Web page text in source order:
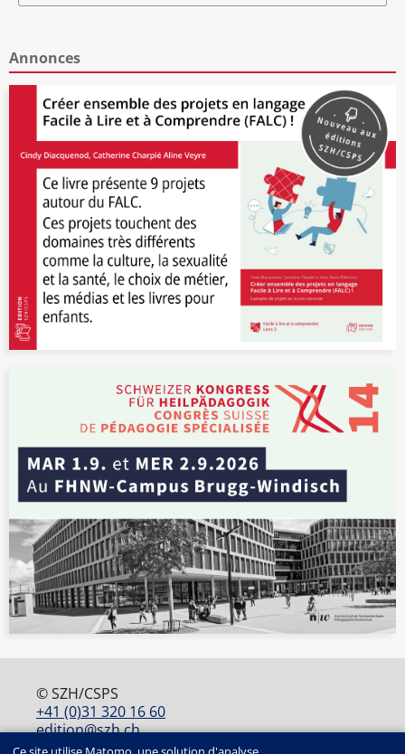
Annonces
© SZH/CSPS
+41 (0)31 320 16 60
edition@szh.ch
ISSN : 2813-4915